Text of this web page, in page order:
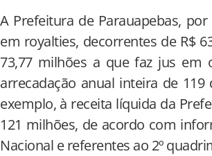
A Prefeitura de Parauapebas,
em royalties, decorrentes de R$
73,77 milhões a que faz jus
arrecadação anual inteira de
exemplo, à receita líquida da
121 milhões, de acordo com
Nacional e referentes ao 2º